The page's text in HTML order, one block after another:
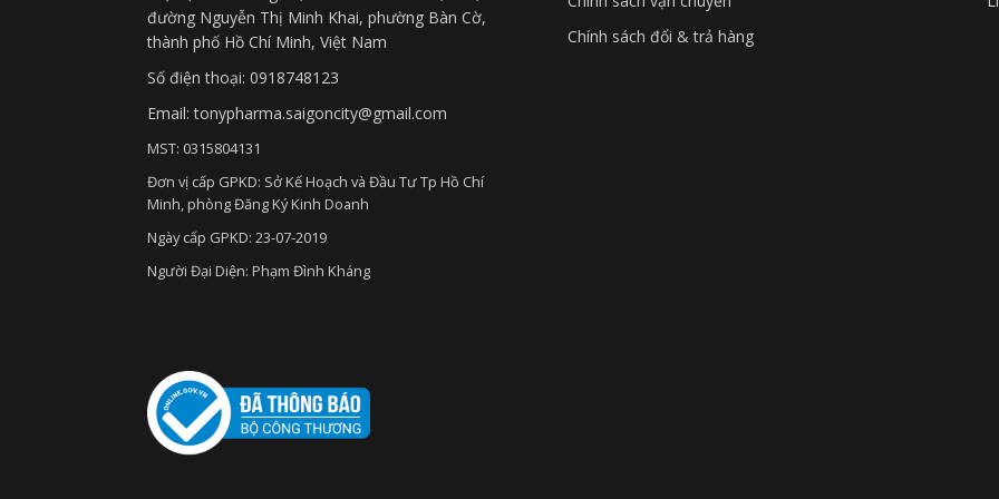
đường Nguyễn Thị Minh Khai, phường Bàn Cờ,
thành phố Hồ Chí Minh, Việt Nam
Số điện thoại: 0918748123
Email: tonypharma.saigoncity@gmail.com
MST: 0315804131
Đơn vị cấp GPKD: Sở Kế Hoạch và Đầu Tư Tp Hồ Chí
Minh, phòng Đăng Ký Kinh Doanh
Ngày cấp GPKD: 23-07-2019
Người Đại Diện: Phạm Đình Kháng
Chính sách đổi & trả hàng